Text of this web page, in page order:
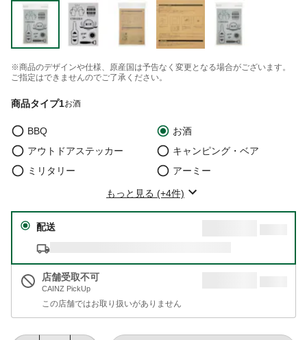
※商品のデザインや仕様、原産国は予告なく変更となる場合がございます。
ご指定はできませんのでご了承ください。
商品タイプ1お酒
BBQ
お酒
アウトドアステッカー
キャンピング・ベア
ミリタリー
アーミー
もっと見る (+4件)
配送
店舗受取不可
CAINZ PickUp
この店舗ではお取り扱いがありません